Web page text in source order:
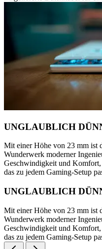
UNGLAUBLICH
Mit einer Höhe von 23 mm
Wunderwerk moderner
Geschwindigkeit und
das zu jedem Gaming-Setup
UNGLAUBLICH
Mit einer Höhe von 23 mm
Wunderwerk moderner
Geschwindigkeit und
das zu jedem Gaming-Setup